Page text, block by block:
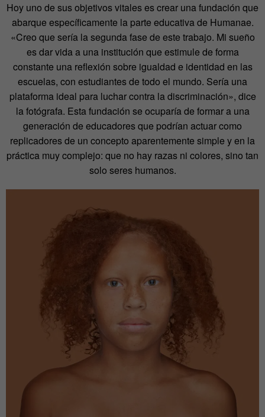
Hoy uno de sus objetivos vitales es crear una fundación que
abarque específicamente la parte educativa de Humanae.
«Creo que sería la segunda fase de este trabajo. Mi sueño
es dar vida a una institución que estimule de forma
constante una reflexión sobre igualdad e identidad en las
escuelas, con estudiantes de todo el mundo. Sería una
plataforma ideal para luchar contra la discriminación», dice
la fotógrafa. Esta fundación se ocuparía de formar a una
generación de educadores que podrían actuar como
replicadores de un concepto aparentemente simple y en la
práctica muy complejo: que no hay razas ni colores, sino tan
solo seres humanos.